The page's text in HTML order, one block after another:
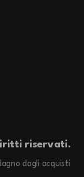
riservati.
dagli acquisti